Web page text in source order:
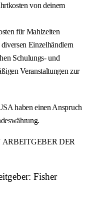
von deinem
für Mahlzeiten
Einzelhändlern
Schulungs- und
Veranstaltungen zur
haben einen Anspruch
DER
Fisher